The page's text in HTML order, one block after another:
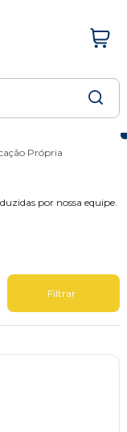
Própria
por nossa equipe.
Filtrar